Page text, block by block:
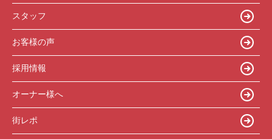
スタッフ
お客様の声
採用情報
オーナー様へ
街レポ